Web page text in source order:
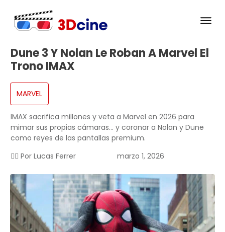
Dune 3 Y Nolan Le Roban A Marvel El
Trono IMAX
MARVEL
IMAX sacrifica millones y veta a Marvel en 2026 para
mimar sus propias cámaras… y coronar a Nolan y Dune
como reyes de las pantallas premium.
✍🏻 Por Lucas Ferrer marzo 1, 2026